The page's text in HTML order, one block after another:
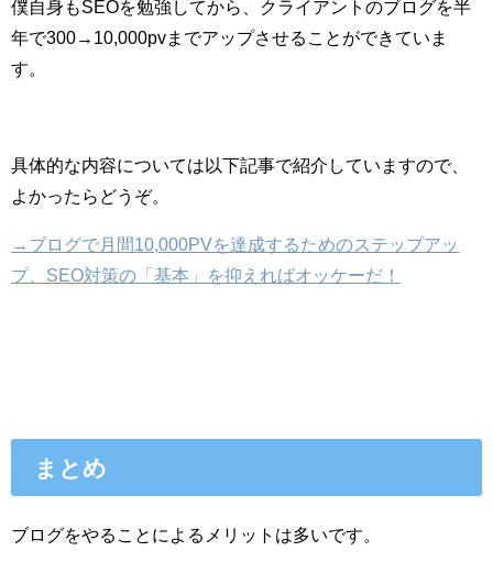
僕自身もSEOを勉強してから、クライアントのブログを半
年で300→10,000pvまでアップさせることができていま
す。
具体的な内容については以下記事で紹介していますので、
よかったらどうぞ。
→ブログで月間10,000PVを達成するためのステップアッ
プ、SEO対策の「基本」を抑えればオッケーだ！
まとめ
ブログをやることによるメリットは多いです。